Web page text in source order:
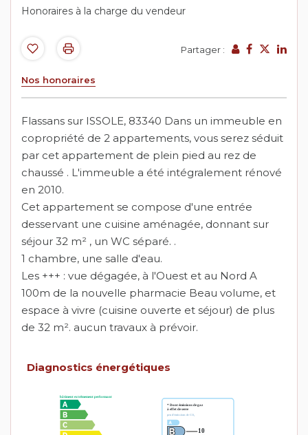
Honoraires à la charge du vendeur
Partager :
Nos honoraires
Flassans sur ISSOLE, 83340 Dans un immeuble en
copropriété de 2 appartements, vous serez séduit
par cet appartement de plein pied au rez de
chaussé . L'immeuble a été intégralement rénové
en 2010.
Cet appartement se compose d'une entrée
desservant une cuisine aménagée, donnant sur
séjour 32 m² , un WC séparé. .
1 chambre, une salle d'eau.
Les +++ : vue dégagée, à l'Ouest et au Nord A
100m de la nouvelle pharmacie Beau volume, et
espace à vivre (cuisine ouverte et séjour) de plus
de 32 m². aucun travaux à prévoir.
Diagnostics énergétiques